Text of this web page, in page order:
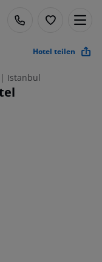
Hotel teilen
Istanbul